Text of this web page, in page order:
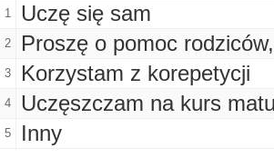
1
Uczę się sam
2 Proszę o pomoc
3 Korzystam z korepetycji
4 Uczęszczam na kurs
5 Inny